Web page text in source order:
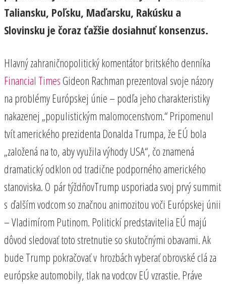
Taliansku, Poľsku, Maďarsku, Rakúsku a
Slovinsku je čoraz ťažšie dosiahnuť konsenzus.
Hlavný zahraničnopolitický komentátor britského denníka
Financial Times Gideon Rachman prezentoval svoje názory
na problémy Európskej únie – podľa jeho charakteristiky
nakazenej „populistickým malomocenstvom.“ Pripomenul
tvít amerického prezidenta Donalda Trumpa, že EÚ bola
„založená na to, aby využila výhody USA“, čo znamená
dramatický odklon od tradične podporného amerického
stanoviska. O pár týždňovTrump usporiada svoj prvý summit
s ďalším vodcom so značnou animozitou voči Európskej únii
– Vladimírom Putinom. Politickí predstavitelia EÚ majú
dôvod sledovať toto stretnutie so skutočnými obavami. Ak
bude Trump pokračovať v hrozbách vyberať obrovské clá za
európske automobily, tlak na vodcov EÚ vzrastie. Práve